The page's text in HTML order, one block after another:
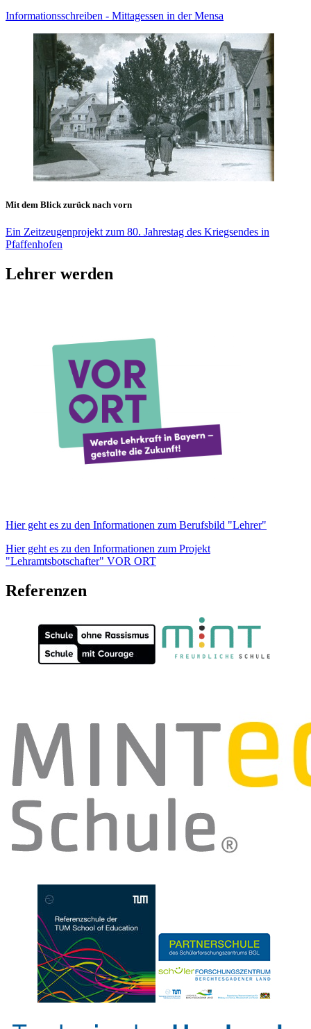
Informationsschreiben - Mittagessen in der Mensa
Mit dem Blick zurück nach vorn
Ein Zeitzeugenprojekt zum 80. Jahrestag des Kriegsendes in
Pfaffenhofen
Lehrer werden
Hier geht es zu den Informationen zum Berufsbild "Lehrer"
Hier geht es zu den Informationen zum Projekt
"Lehramtsbotschafter" VOR ORT
Referenzen